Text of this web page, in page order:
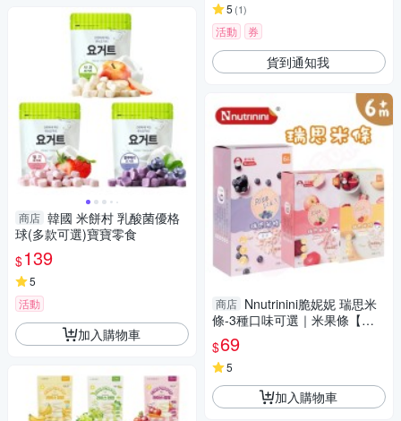
商店 韓國 米餅村 乳酸菌優格
球(多款可選)寶寶零食
$139
5
活動
加入購物車
5 (1)
活動 券
貨到通知我
商店 Nnutrinini脆妮妮 瑞思米
條-3種口味可選｜米果條【六
甲媽咪】
$69
5
加入購物車